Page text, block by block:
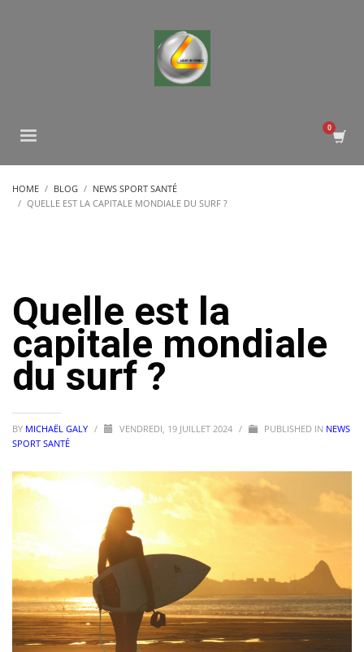
HOME BLOG
NEWS SPORT SANTÉ
QUELLE EST LA CAPITALE MONDIALE DU SURF ?
Quelle est la
capitale mondiale
du surf ?
BY MICHAËL GALY / VENDREDI, 19 JUILLET 2024 / PUBLISHED IN NEWS
SPORT SANTÉ